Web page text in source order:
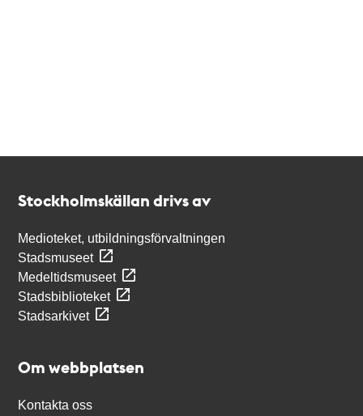
Stockholmskällan drivs av
Medioteket, utbildningsförvaltningen
Stadsmuseet
Medeltidsmuseet
Stadsbiblioteket
Stadsarkivet
Om webbplatsen
Kontakta oss